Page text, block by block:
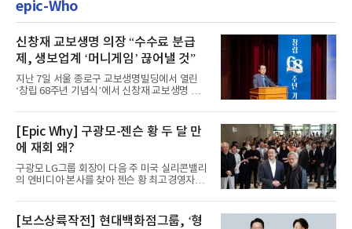
epic-Who
신창재 교보생명 의장 “수수료 분급
제, 생보업계 ‘머니게임’ 끊어낼 것”
지난 7일 서울 종로구 교보생명빌딩에서 열린
‘창립 68주년 기념식’에서 신창재 교보생명 대
[Epic Why] 구광모-젠슨 황 두 달 만
에 재회 왜?
구광모 LG그룹 회장이 다음 주 미국 실리콘밸리
의 엔비디아 본사를 찾아 젠슨 황 최고경영자
[보스상륙작전] 현대백화점그룹, ‘형